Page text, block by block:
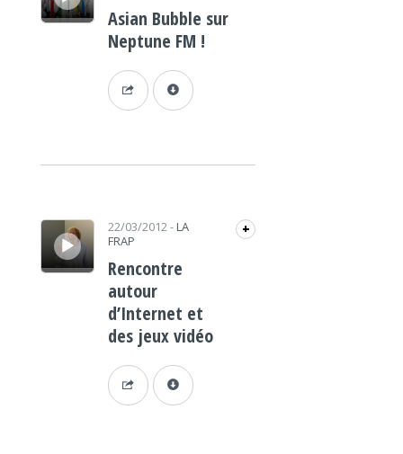
Asian Bubble sur
Neptune FM !
Lecteur audio 22/03/2012- LA
FRAP
+
Rencontre
autour
d’Internet et
des jeux vidéo